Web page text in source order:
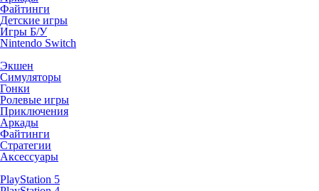
Файтинги
Детские игры
Игры Б/У
Nintendo Switch
Экшен
Симуляторы
Гонки
Ролевые игры
Приключения
Аркады
Файтинги
Стратегии
Аксессуары
PlayStation 5